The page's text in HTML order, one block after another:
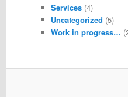
Services (4)
Uncategorized (5)
Work in progress…